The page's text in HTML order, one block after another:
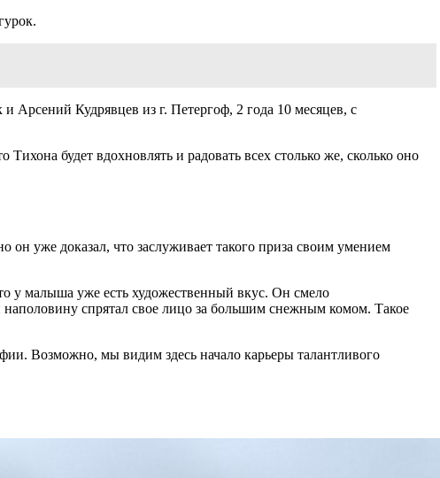
Арсений Кудрявцев из г. Петергоф, 2 года 10 месяцев, с
будет вдохновлять и радовать всех столько же, сколько оно
уже доказал, что заслуживает такого приза своим умением
у малыша уже есть художественный вкус. Он смело
спрятал свое лицо за большим снежным комом. Такое
Возможно, мы видим здесь начало карьеры талантливого